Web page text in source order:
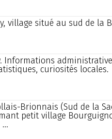
village situé au sud de la
Informations
curiosités locales.
Brionnais (Sud de la
petit village